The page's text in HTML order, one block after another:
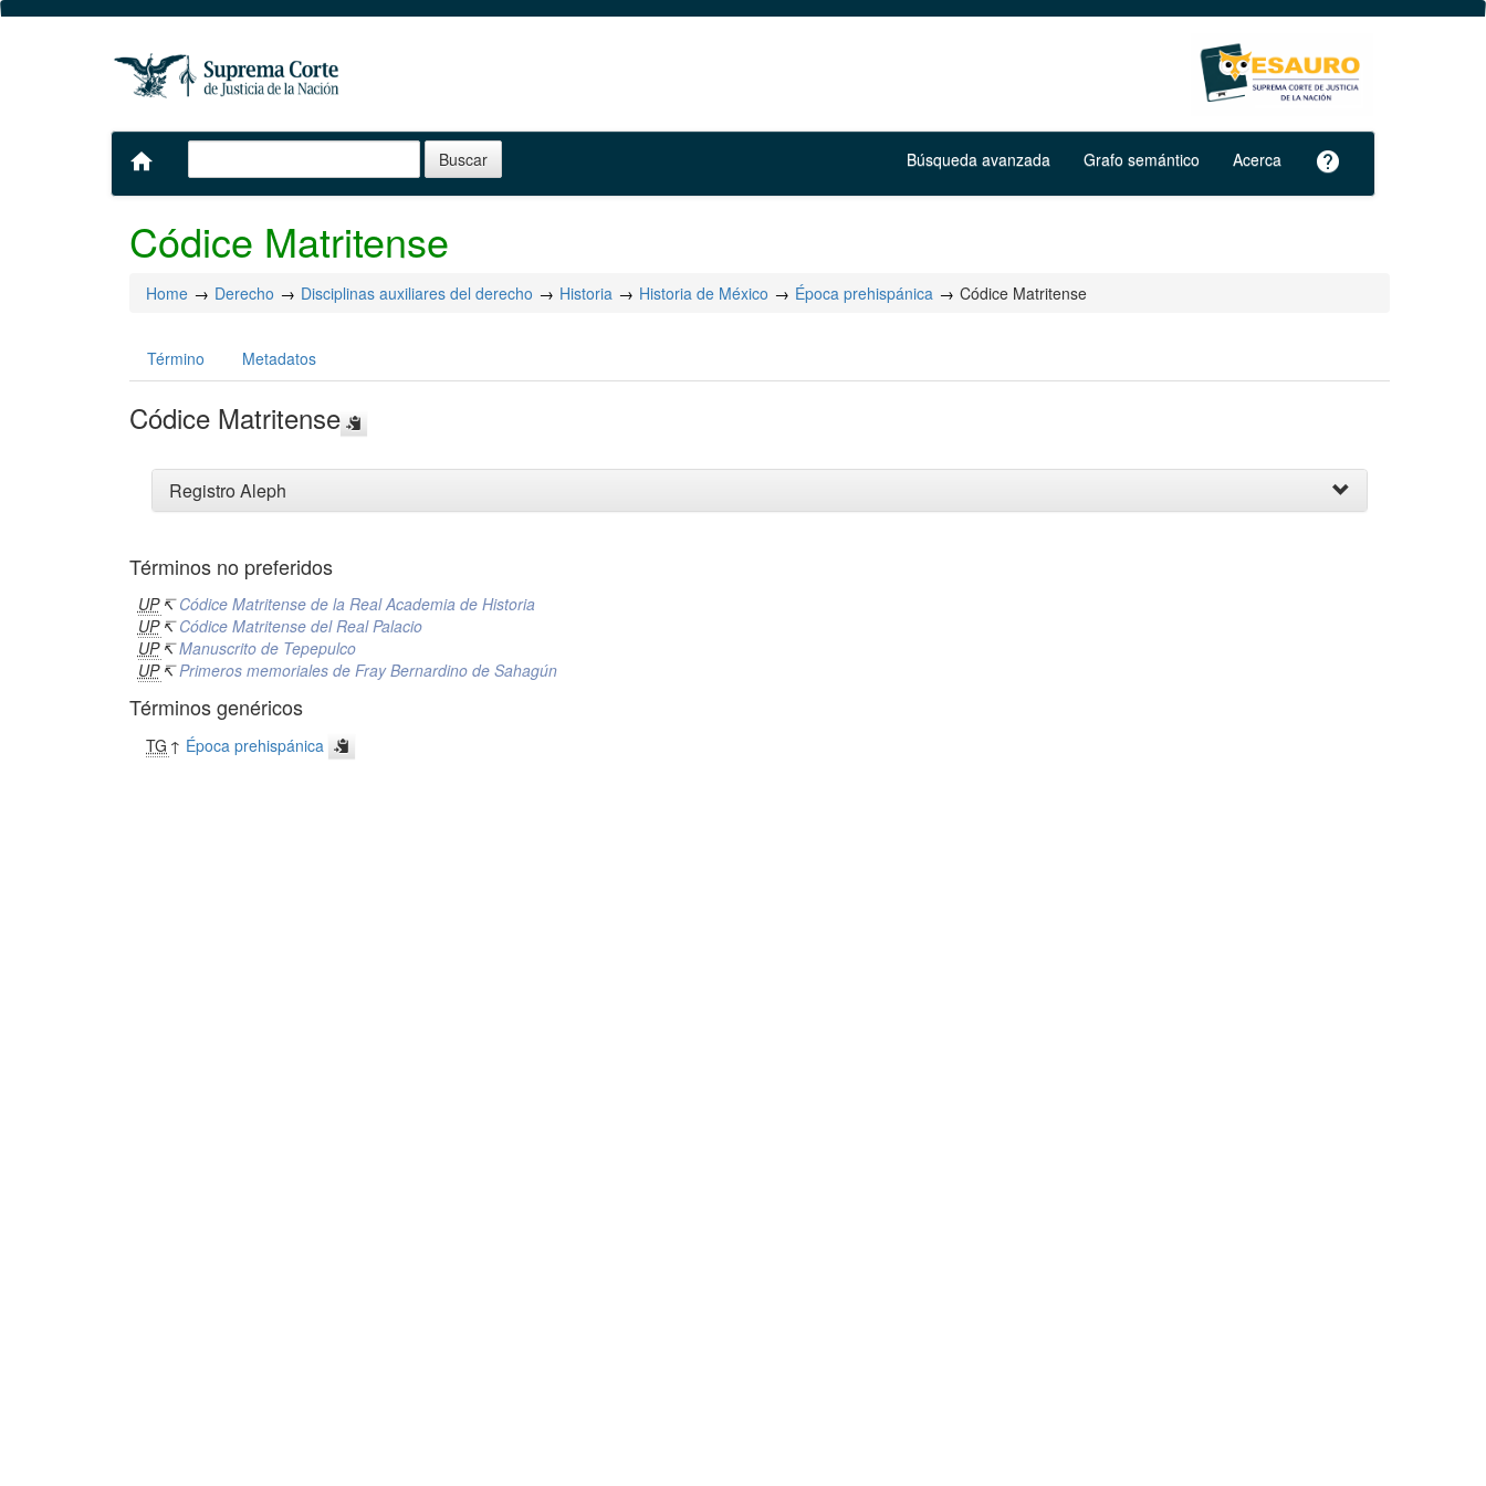
home Búsqueda avanzada Grafo semántico Acerca help
Códice Matritense
Home Derecho Disciplinas auxiliares del derecho Historia Historia de México Época prehispánica Códice Matritense
Término Metadatos
Códice Matritense
Registro Aleph
Términos no preferidos
UP ↸Códice Matritense de la Real Academia de Historia
UP ↸Códice Matritense del Real Palacio
UP ↸Manuscrito de Tepepulco
UP ↸Primeros memoriales de Fray Bernardino de Sahagún
Términos genéricos
TG ↑ Época prehispánica